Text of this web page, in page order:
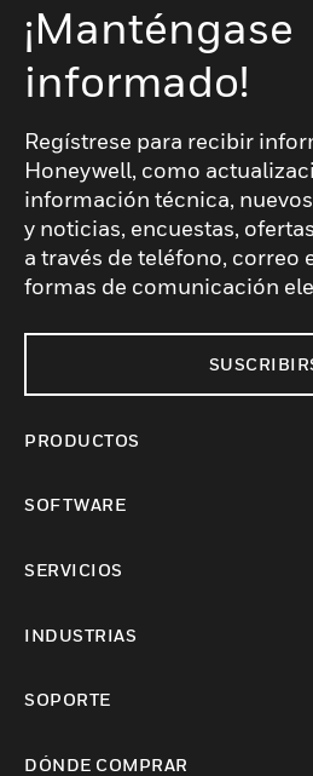
¡Manténgase
informado!
Regístrese para recibir
Honeywell, como
información técnica,
y noticias, encuestas,
a través de teléfono, correo
formas de comunicación
PRODUCTOS
SOFTWARE
SERVICIOS
INDUSTRIAS
SOPORTE
DÓNDE COMPRAR